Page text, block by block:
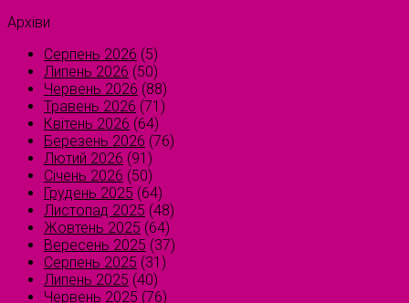
Архіви
Серпень 2026 (5)
Липень 2026 (50)
Червень 2026 (88)
Травень 2026 (71)
Квітень 2026 (64)
Березень 2026 (76)
Лютий 2026 (91)
Січень 2026 (50)
Грудень 2025 (64)
Листопад 2025 (48)
Жовтень 2025 (64)
Вересень 2025 (37)
Серпень 2025 (31)
Липень 2025 (40)
Червень 2025 (76)